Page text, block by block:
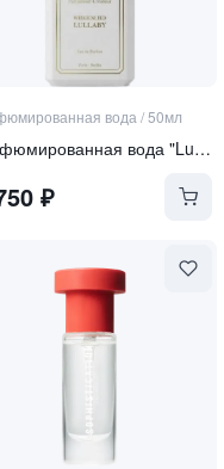
вода /50мл
Парфюмированная вода "Lullaby"
₽